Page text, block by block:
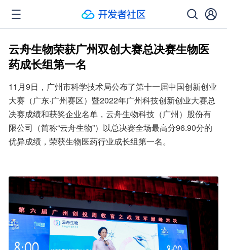
云舟生物荣获广州双创大赛总决赛生物医
药成长组第一名
11月9日，广州市科学技术局公布了第十一届中国创新创业
大赛（广东·广州赛区）暨2022年广州科技创新创业大赛总
决赛成绩和获奖企业名单，云舟生物科技（广州）股份有
限公司（简称“云舟生物”）以总决赛全场最高分96.90分的
优异成绩，荣获生物医药行业成长组第一名。